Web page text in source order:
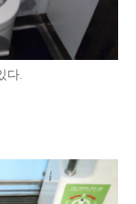
다.